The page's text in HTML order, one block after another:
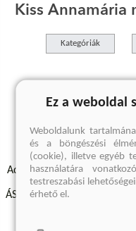
Kiss Annamária
Kategóriák
A keresett
Adatvédelmi szabályzatok
ÁSZF - Vásárlási feltételek
Ez a weboldal
Weboldalunk
és a böngészési
(cookie), illetve egyéb
használatára
testreszabási
érhető el.